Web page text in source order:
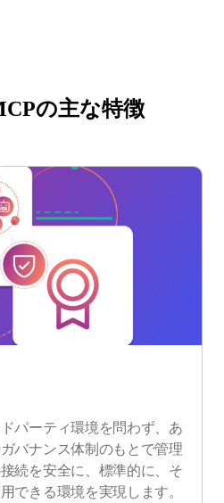
の主な特徴
パーティ環境を問わず、あ
バナンス体制のもとで管理
続を安全に、標準的に、そ
できる環境を実現します。